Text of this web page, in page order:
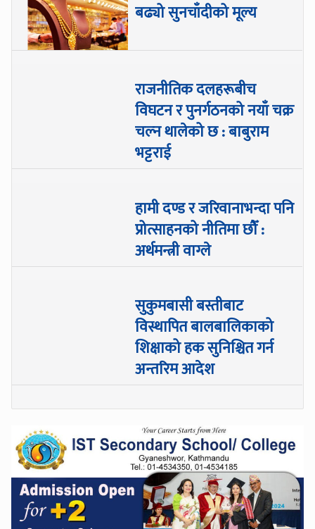
बढ्यो सुनचाँदीको मूल्य
राजनीतिक दलहरूबीच
विघटन र पुनर्गठनको नयाँ चक्र
चल्न थालेको छ : बाबुराम
भट्टराई
हामी दण्ड र जरिवानाभन्दा पनि
प्रोत्साहनको नीतिमा छौँ :
अर्थमन्त्री वाग्ले
सुकुमबासी बस्तीबाट
विस्थापित बालबालिकाको
शिक्षाको हक सुनिश्चित गर्न
अन्तरिम आदेश